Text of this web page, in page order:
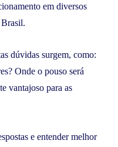
em diversos
Brasil.
dúvidas surgem, como:
Onde o pouso será
vantajoso para as
e entender melhor